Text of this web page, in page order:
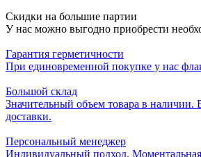
Скидки на большие партии
У нас можно выгодно приобрести
Гарантия герметичности
При единовременной покупке у нас
Большой склад
Значительный объем товара в наличии.
доставки.
Персональный менеджер
Индивидуальный подход. Моментальная